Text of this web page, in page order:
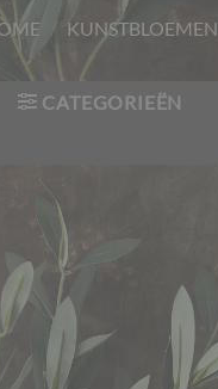
/ KUNSTBLOEMEN
CATEGORIEËN